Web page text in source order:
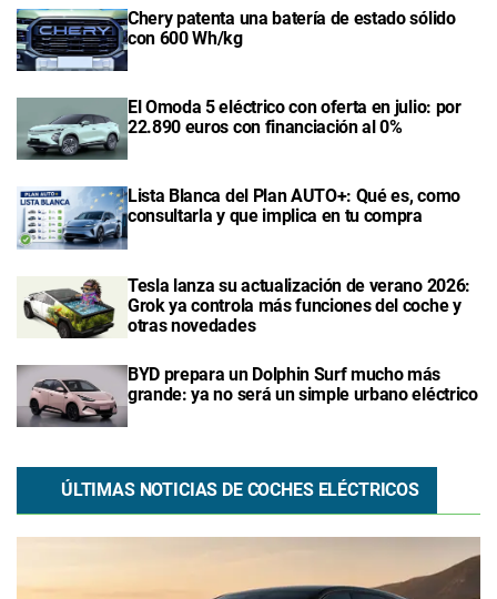
Chery patenta una batería de estado sólido
con 600 Wh/kg
El Omoda 5 eléctrico con oferta en julio: por
22.890 euros con financiación al 0%
Lista Blanca del Plan AUTO+: Qué es, como
consultarla y que implica en tu compra
Tesla lanza su actualización de verano 2026:
Grok ya controla más funciones del coche y
otras novedades
BYD prepara un Dolphin Surf mucho más
grande: ya no será un simple urbano eléctrico
ÚLTIMAS NOTICIAS DE COCHES ELÉCTRICOS